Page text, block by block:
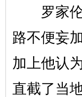
罗家伦
路不便妄
加上他认
直截了当